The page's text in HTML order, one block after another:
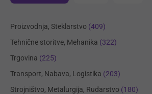
Proizvodnja, Steklarstvo (409)
Tehnične storitve, Mehanika (322)
Trgovina (225)
Transport, Nabava, Logistika (203)
Strojništvo, Metalurgija, Rudarstvo (180)